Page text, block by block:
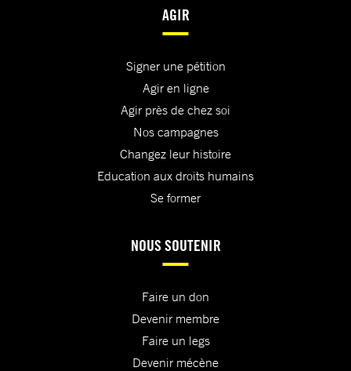
AGIR
Signer une pétition
Agir en ligne
Agir près de chez soi
Nos campagnes
Changez leur histoire
Education aux droits humains
Se former
NOUS SOUTENIR
Faire un don
Devenir membre
Faire un legs
Devenir mécène